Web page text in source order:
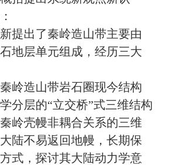
提出了秦岭造山带主要由
地层单元组成，经历三大
岭造山带岩石圈现今结构
分层的“立交桥”式三维结构
岭壳幔非耦合关系的三维
陆不易返回地幔，长期保
式，探讨其大陆动力学意